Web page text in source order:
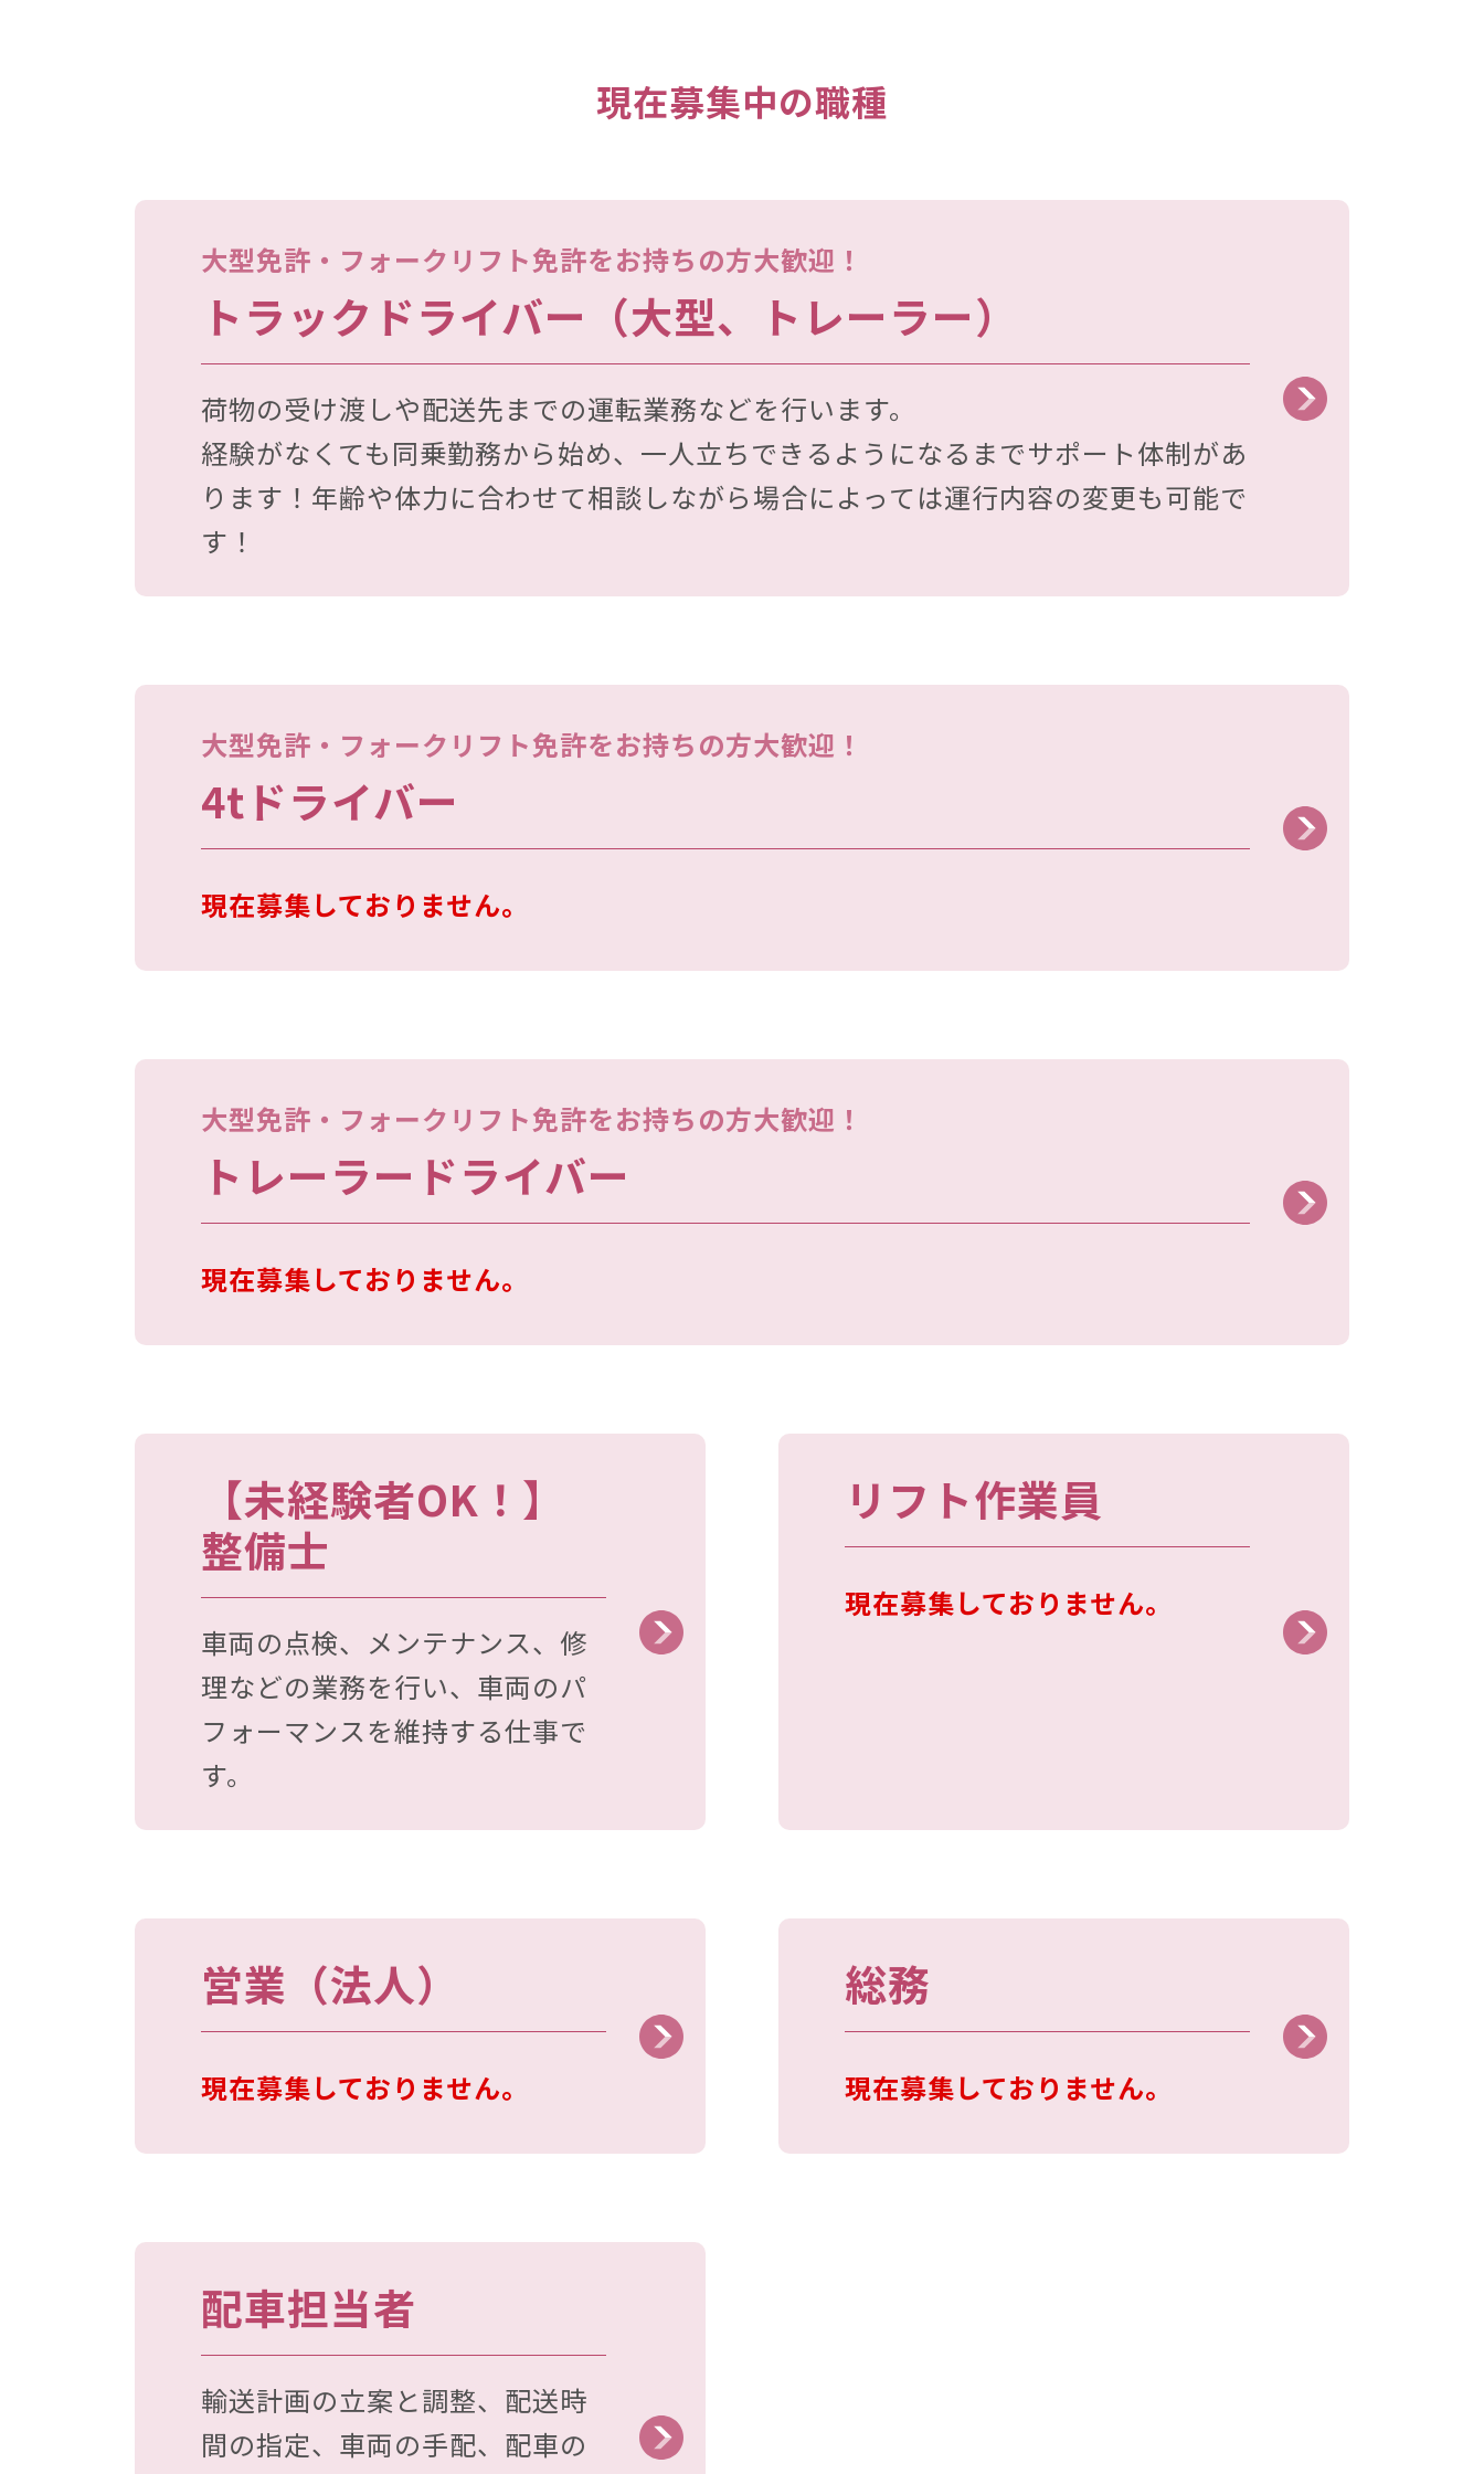
現在募集中の職種
大型免許・フォークリフト免許をお持ちの方大歓迎！
トラックドライバー（大型、トレーラー）
荷物の受け渡しや配送先までの運転業務などを行います。
経験がなくても同乗勤務から始め、一人立ちできるようになるまでサポート体制があ
ります！年齢や体力に合わせて相談しながら場合によっては運行内容の変更も可能で
す！
大型免許・フォークリフト免許をお持ちの方大歓迎！
4tドライバー
現在募集しておりません。
大型免許・フォークリフト免許をお持ちの方大歓迎！
トレーラードライバー
現在募集しておりません。
【未経験者OK！】
整備士
車両の点検、メンテナンス、修
理などの業務を行い、車両のパ
フォーマンスを維持する仕事で
す。
リフト作業員
現在募集しておりません。
営業（法人）
現在募集しておりません。
総務
現在募集しておりません。
配⾞担当者
輸送計画の⽴案と調整、配送時
間の指定、⾞両の⼿配、配⾞の